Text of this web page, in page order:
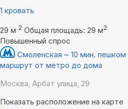
1 кровать
29 м 2 Общая площадь: 29 м2
Повышенный спрос
Смоленская ~ 10 мин. пешком
маршрут от метро до дома
Москва, Арбат улица, 29
Показать расположение на карте